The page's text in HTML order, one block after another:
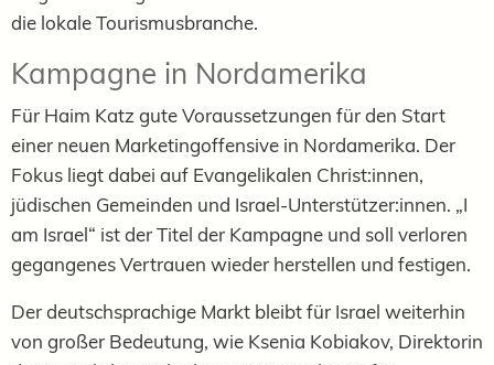
die lokale Tourismusbranche.
Kampagne in Nordamerika
Für Haim Katz gute Voraussetzungen für den Start
einer neuen Marketingoffensive in Nordamerika. Der
Fokus liegt dabei auf Evangelikalen Christ:innen,
jüdischen Gemeinden und Israel-Unterstützer:innen. „I
am Israel“ ist der Titel der Kampagne und soll verloren
gegangenes Vertrauen wieder herstellen und festigen.
Der deutschsprachige Markt bleibt für Israel weiterhin
von großer Bedeutung, wie Ksenia Kobiakov, Direktorin